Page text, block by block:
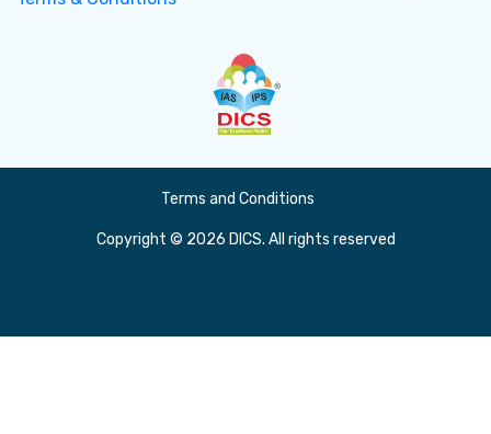
Terms and Conditions
Copyright © 2026 DICS. All rights reserved